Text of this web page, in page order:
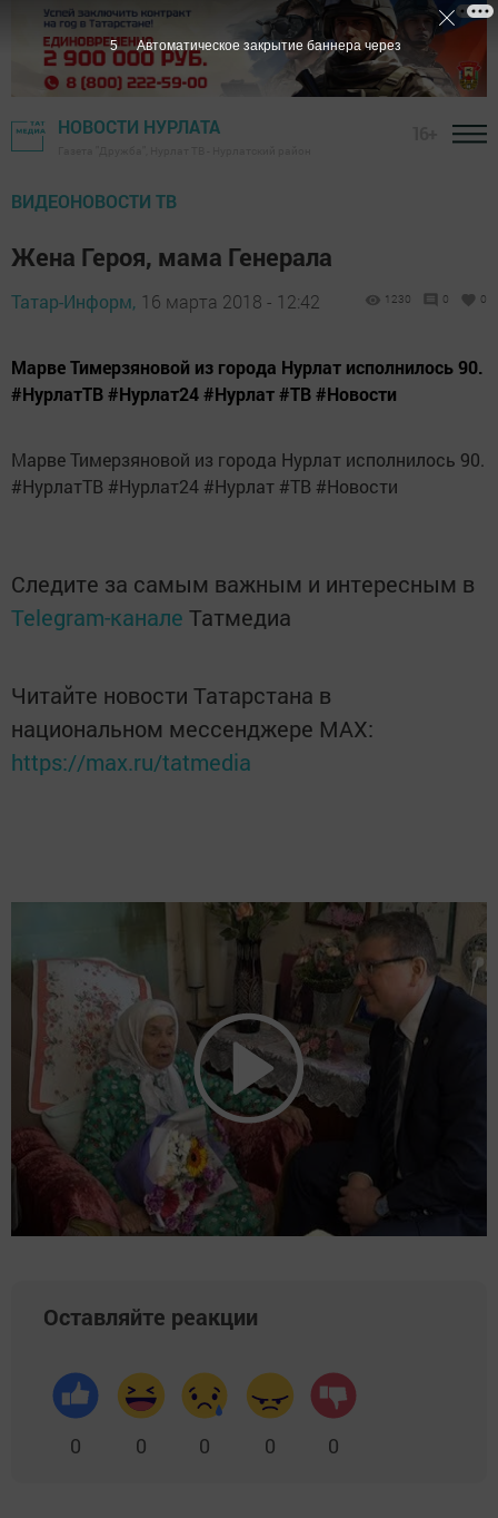
НОВОСТИ НУРЛАТА
ВИДЕОНОВОСТИ ТВ
Жена Героя, мама Генерала
Татар-Информ, 16 марта 2018 - 12:42 1230 0 0
Марве Тимерзяновой из города Нурлат исполнилось 90.
#НурлатТВ #Нурлат24 #Нурлат #ТВ #Новости
Марве Тимерзяновой из города Нурлат исполнилось 90.
#НурлатТВ #Нурлат24 #Нурлат #ТВ #Новости
Следите за самым важным и интересным в
Telegram-канале Татмедиа
Читайте новости Татарстана в
национальном мессенджере MАХ:
https://max.ru/tatmedia
Оставляйте реакции
0 0 0 0 0
4 Автоматическое закрытие баннера через